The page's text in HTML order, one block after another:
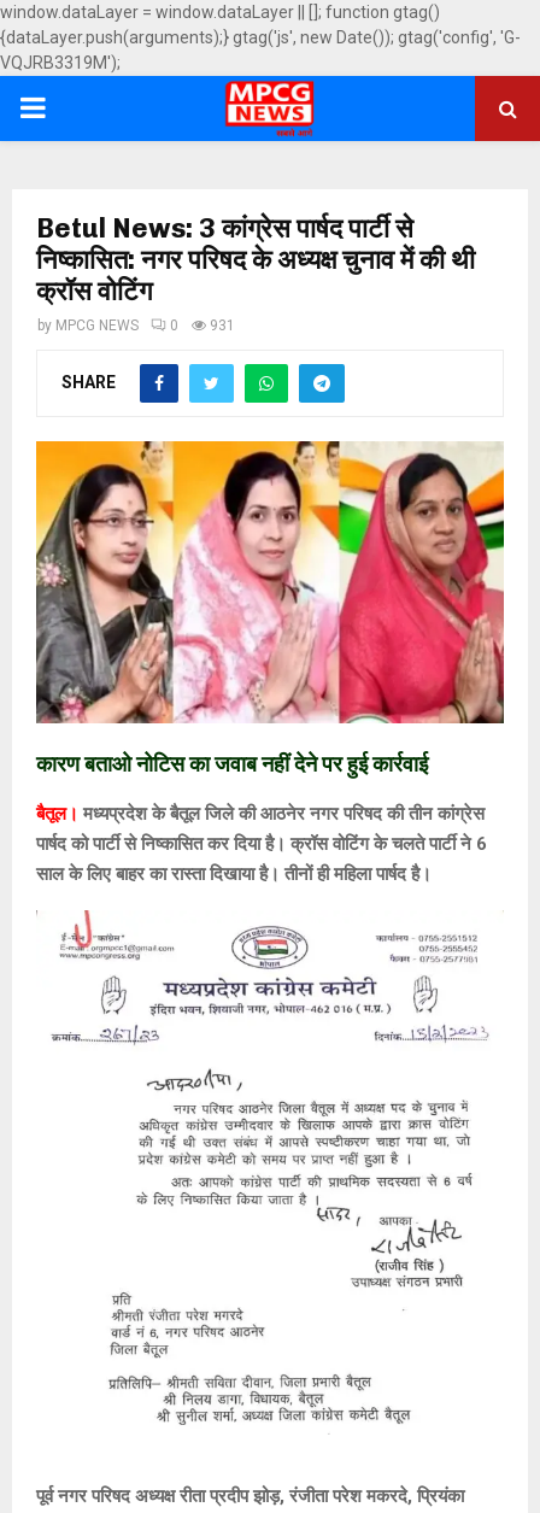
window.dataLayer = window.dataLayer || []; function gtag()
{dataLayer.push(arguments);} gtag('js', new Date()); gtag('config', 'G-
VQJRB3319M');
PRIMARY
Betul News: 3 कांग्रेस पार्षद पार्टी से
निष्कासित: नगर परिषद के अध्यक्ष चुनाव में की थी
क्रॉस वोटिंग
by MPCG NEWS 0 931
SHARE
कारण बताओ नोटिस का जवाब नहीं देने पर हुई कार्रवाई
बैतूल। मध्यप्रदेश के बैतूल जिले की आठनेर नगर परिषद की तीन कांग्रेस
पार्षद को पार्टी से निष्कासित कर दिया है। क्रॉस वोटिंग के चलते पार्टी ने 6
साल के लिए बाहर का रास्ता दिखाया है। तीनों ही महिला पार्षद है।
पूर्व नगर परिषद अध्यक्ष रीता प्रदीप झोड़, रंजीता परेश मकरदे, प्रियंका